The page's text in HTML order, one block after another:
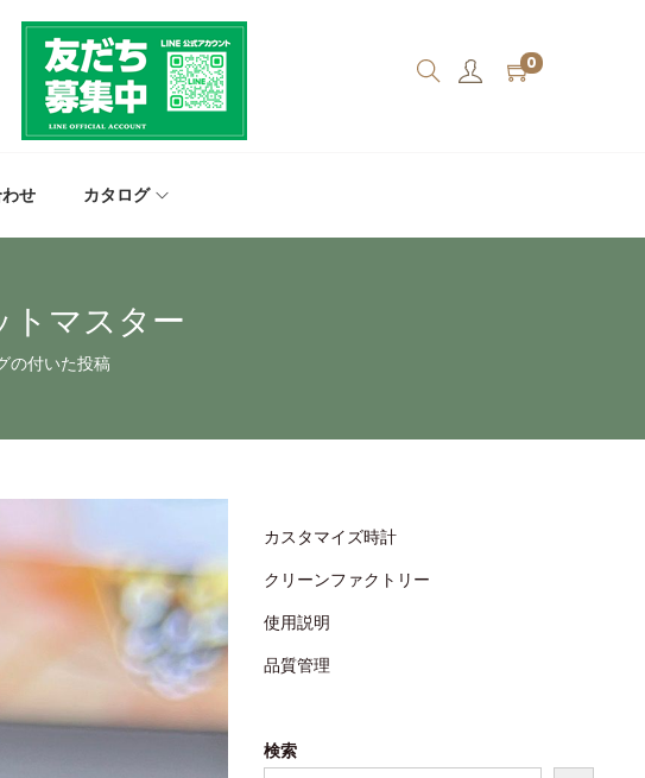
0
せ カタログ
マスター
の付いた投稿
カスタマイズ時計
クリーンファクトリー
使用説明
品質管理
検索